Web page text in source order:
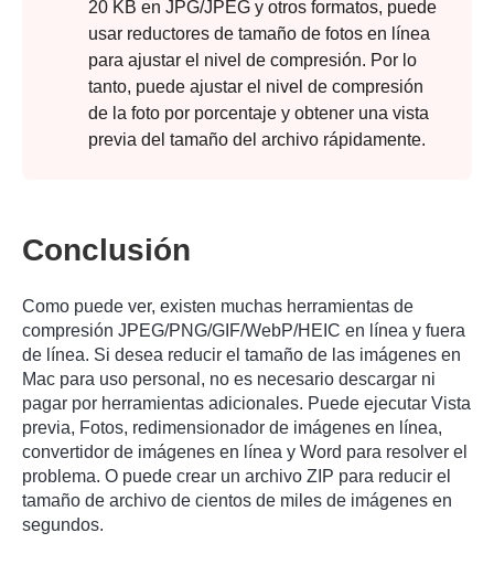
Paso 6.
20 KB en JPG/JPEG y otros formatos, puede
usar reductores de tamaño de fotos en línea
para ajustar el nivel de compresión. Por lo
tanto, puede ajustar el nivel de compresión
de la foto por porcentaje y obtener una vista
previa del tamaño del archivo rápidamente.
Conclusión
Como puede ver, existen muchas herramientas de
compresión JPEG/PNG/GIF/WebP/HEIC en línea y fuera
de línea. Si desea reducir el tamaño de las imágenes en
Mac para uso personal, no es necesario descargar ni
pagar por herramientas adicionales. Puede ejecutar Vista
previa, Fotos, redimensionador de imágenes en línea,
convertidor de imágenes en línea y Word para resolver el
problema. O puede crear un archivo ZIP para reducir el
tamaño de archivo de cientos de miles de imágenes en
segundos.